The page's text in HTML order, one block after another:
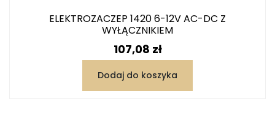
ELEKTROZACZEP 1420 6-12V AC-DC Z
WYŁĄCZNIKIEM
Cena
107,08 zł
Dodaj do koszyka